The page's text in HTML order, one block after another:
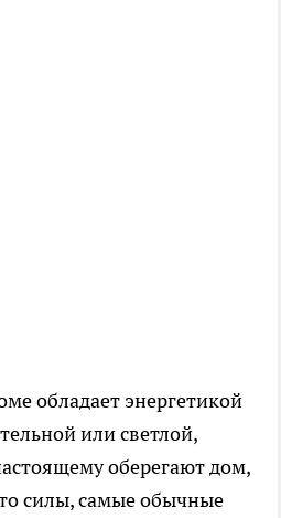
обладает энергетикой
или светлой,
оберегают дом,
силы, самые обычные